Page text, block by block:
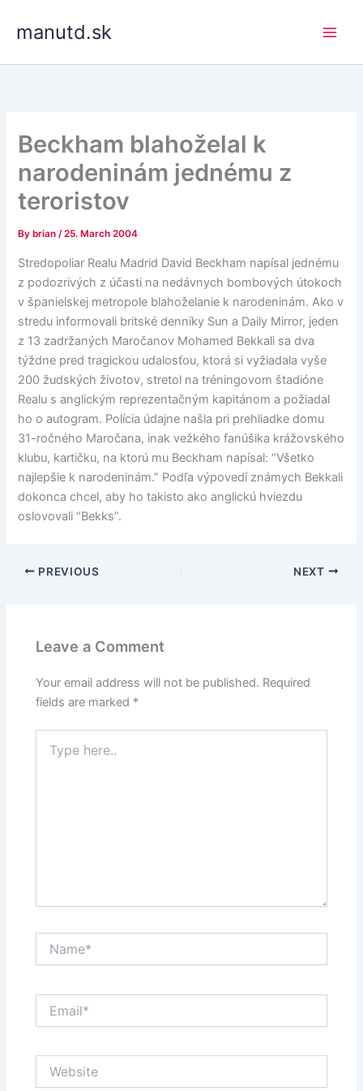
manutd.sk
Beckham blahoželal k
narodeninám jednému z
teroristov
By brian/25. March 2004
Stredopoliar Realu Madrid David Beckham napísal jednému
z podozrivých z účasti na nedávnych bombových útokoch
v španielskej metropole blahoželanie k narodeninám. Ako v
stredu informovali britské denníky Sun a Daily Mirror, jeden
z 13 zadržaných Maročanov Mohamed Bekkali sa dva
týždne pred tragickou udalosťou, ktorá si vyžiadala vyše
200 žudských životov, stretol na tréningovom štadióne
Realu s anglickým reprezentačným kapitánom a požiadal
ho o autogram. Polícia údajne našla pri prehliadke domu
31-ročného Maročana, inak vežkého fanúšika krážovského
klubu, kartičku, na ktorú mu Beckham napísal: “Všetko
najlepšie k narodeninám.” Podľa výpovedí známych Bekkali
dokonca chcel, aby ho takisto ako anglickú hviezdu
oslovovali “Bekks”.
PREVIOUS NEXT
Leave a Comment
Your email address will not be published. Required
fields are marked *
here..